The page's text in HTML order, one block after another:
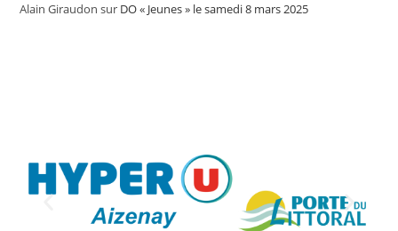
Alain Giraudon sur DO « Jeunes » le samedi 8 mars 2025